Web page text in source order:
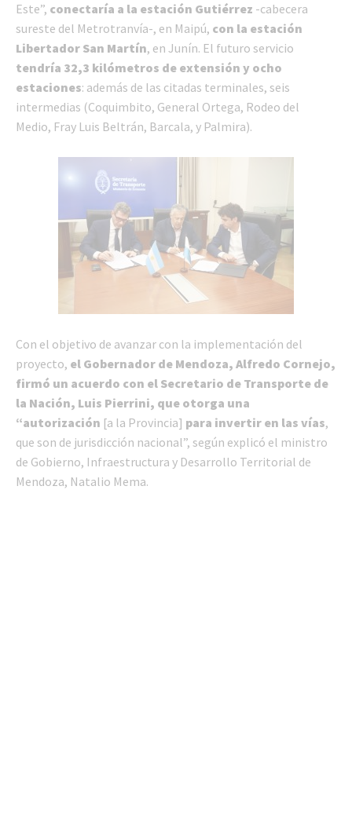
Este”, conectaría a la estación Gutiérrez -cabecera
sureste del Metrotranvía-, en Maipú, con la estación
Libertador San Martín, en Junín. El futuro servicio
tendría 32,3 kilómetros de extensión y ocho
estaciones: además de las citadas terminales, seis
intermedias (Coquimbito, General Ortega, Rodeo del
Medio, Fray Luis Beltrán, Barcala, y Palmira).
Con el objetivo de avanzar con la implementación del
proyecto, el Gobernador de Mendoza, Alfredo Cornejo,
firmó un acuerdo con el Secretario de Transporte de
la Nación, Luis Pierrini, que otorga una
“autorización [a la Provincia] para invertir en las vías,
que son de jurisdicción nacional”, según explicó el ministro
de Gobierno, Infraestructura y Desarrollo Territorial de
Mendoza, Natalio Mema.